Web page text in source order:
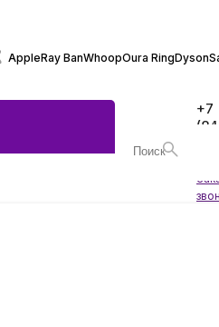
AppleRay BanWhoopOura RingDyson
+7